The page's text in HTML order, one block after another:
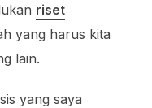
riset
yang harus kita
lain.
yang saya